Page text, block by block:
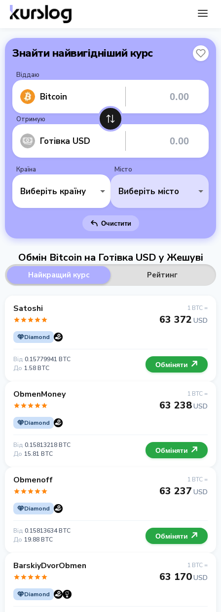
Знайти найвигідніший курс
Віддаю
Bitcoin
Отримую
Готівка USD
Країна
Виберіть країну
Місто
Виберіть місто
Очистити
Обмін Bitcoin на Готівка USD у Жешуві
Найкращий курс Рейтинг
Satoshi
Diamond
1 BTC =
63 372 USD
Від 0.15779941 BTC
До 1.58 BTC Обміняти
ObmenMoney
Diamond
1 BTC =
63 238USD
Від 0.15813218 BTC
До 15.81 BTC Обміняти
Obmenoff
Diamond
1 BTC =
63 237 USD
Від 0.15813634 BTC
До 19.88 BTC Обміняти
BarskiyDvorObmen
Diamond
1 BTC =
63 170USD